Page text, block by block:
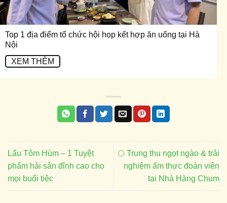
Top 1 địa điểm tổ chức hội họp kết hợp ăn uống tại Hà
Nội
XEM THÊM
Lẩu Tôm Hùm – 1 Tuyệt
phẩm hải sản đỉnh cao cho
mọi buổi tiệc
🌕 Trung thu ngọt ngào & trải
nghiệm ẩm thực đoàn viên
tại Nhà Hàng Chum